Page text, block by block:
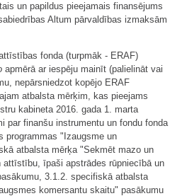
un papildus pieejamais finansējums
Altum pārvaldības izmaksām
fonda (turpmāk - ERAF)
apmērā ar iespēju mainīt (palielināt vai
nepārsniedzot kopējo ERAF
atbalsta mērķim, kas pieejams
kabineta 2016. gada 1. marta
par finanšu instrumentu un fondu fonda
programmas "Izaugsme un
atbalsta mērķa "Sekmēt mazo un
attīstību, īpaši apstrādes rūpniecībā un
3.1.2. specifiskā atbalsta
komersantu skaitu" pasākumu